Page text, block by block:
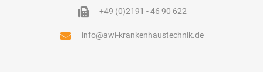
+49 (0)2191 - 46 90 622
info@awi-krankenhaustechnik.de